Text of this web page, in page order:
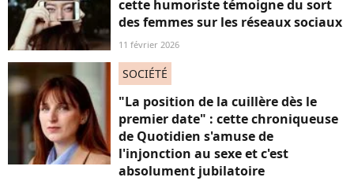
cette humoriste témoigne du sort
des femmes sur les réseaux sociaux
11 février 2026
SOCIÉTÉ
"La position de la cuillère dès le
premier date" : cette chroniqueuse
de Quotidien s'amuse de
l'injonction au sexe et c'est
absolument jubilatoire